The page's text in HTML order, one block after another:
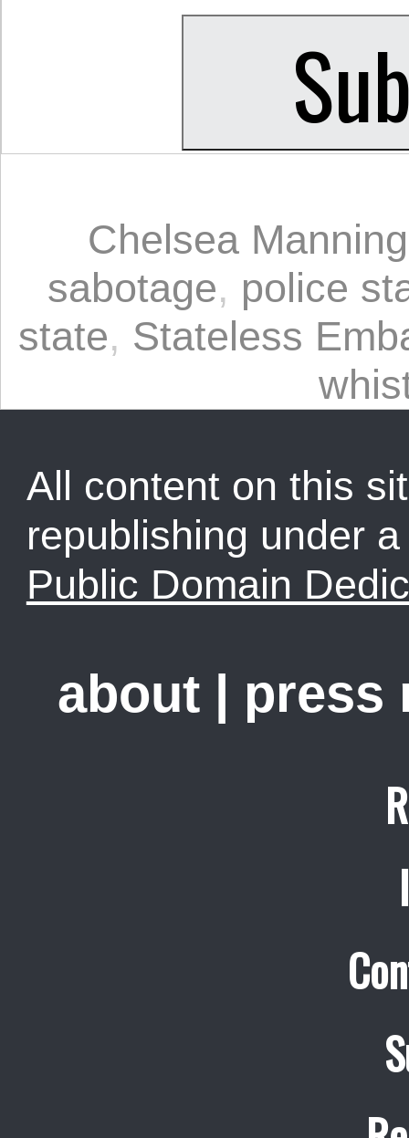
Chelsea Manning
sabotage, police
state, Stateless
All content on this
republishing under
Public Domain
about | press